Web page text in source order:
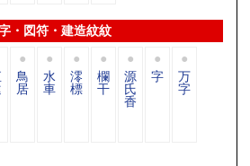
・図符・建造紋紋
鳥
居
水
車
澪
標
欄
干
源
氏
香
字 万
字